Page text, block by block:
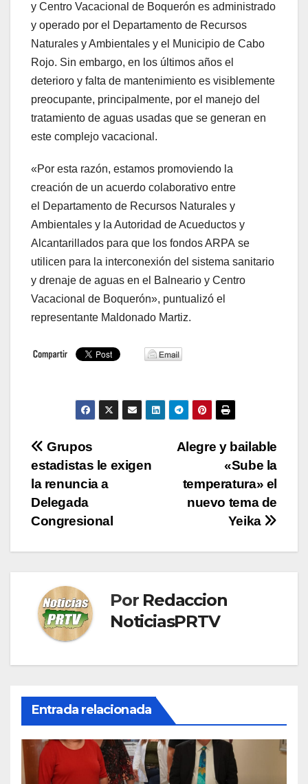
y Centro Vacacional de Boquerón es administrado
y operado por el Departamento de Recursos
Naturales y Ambientales y el Municipio de Cabo
Rojo. Sin embargo, en los últimos años el
deterioro y falta de mantenimiento es visiblemente
preocupante, principalmente, por el manejo del
tratamiento de aguas usadas que se generan en
este complejo vacacional.
«Por esta razón, estamos promoviendo la
creación de un acuerdo colaborativo entre
el Departamento de Recursos Naturales y
Ambientales y la Autoridad de Acueductos y
Alcantarillados para que los fondos ARPA se
utilicen para la interconexión del sistema sanitario
y drenaje de aguas en el Balneario y Centro
Vacacional de Boquerón», puntualizó el
representante Maldonado Martiz.
Navegación
de
entradas
Alegre y bailable
«Sube la
temperatura» el
nuevo tema de
Yeika
Grupos
estadistas le exigen
la renuncia a
Delegada
Congresional
Por Redaccion
NoticiasPRTV
Entrada relacionada